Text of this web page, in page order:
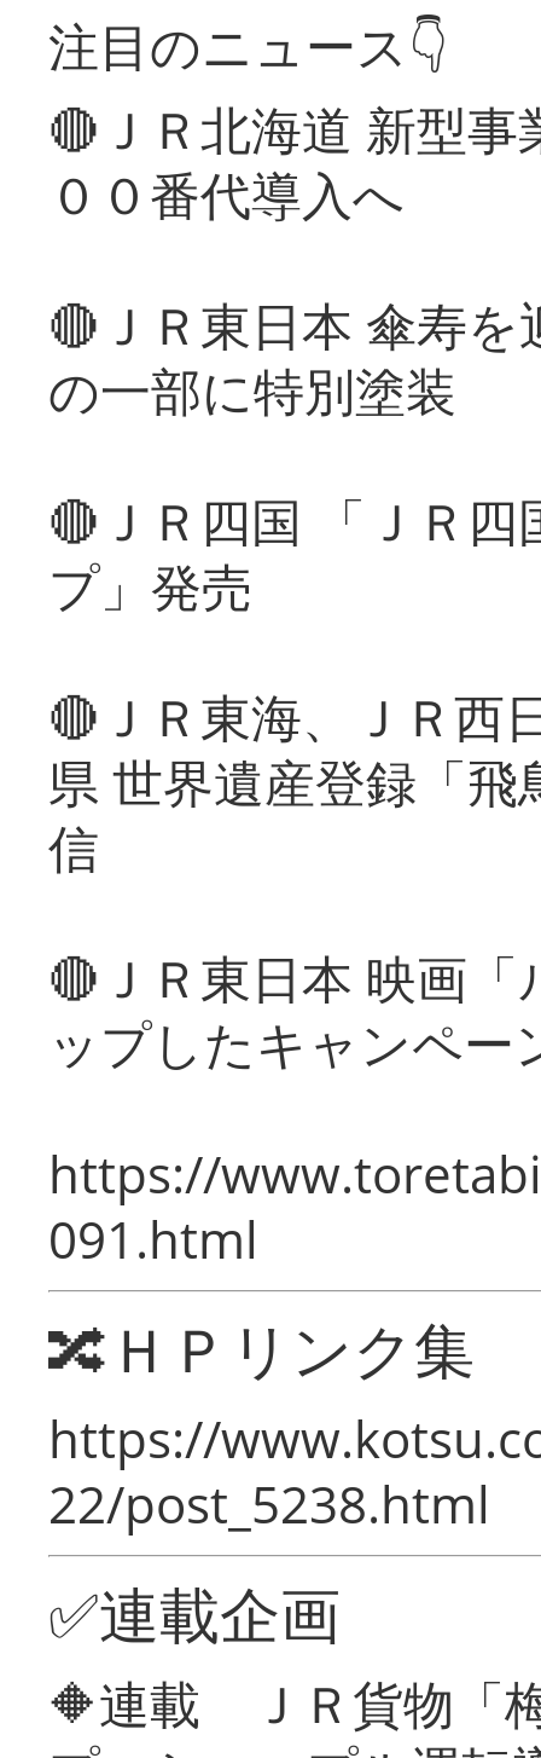
注目のニュース👇
🔴ＪＲ北海道 新型
００番代導入へ
🔴ＪＲ東日本 傘寿
の一部に特別塗装
🔴ＪＲ四国 「ＪＲ
プ」発売
🔴ＪＲ東海、ＪＲ西
県 世界遺産登録「
信
🔴ＪＲ東日本 映画
ップしたキャンペー
https://
091.html
🔀ＨＰリンク集
https://
22/post_5238.html
✅連載企画
🔶連載 ＪＲ貨物「